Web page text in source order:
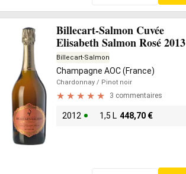
Billecart-Salmon Cuvée
Elisabeth Salmon Rosé 2013
Billecart-Salmon
Champagne AOC (France)
Chardonnay / Pinot noir
3 commentaires
2012 1,5 L 448,70 €